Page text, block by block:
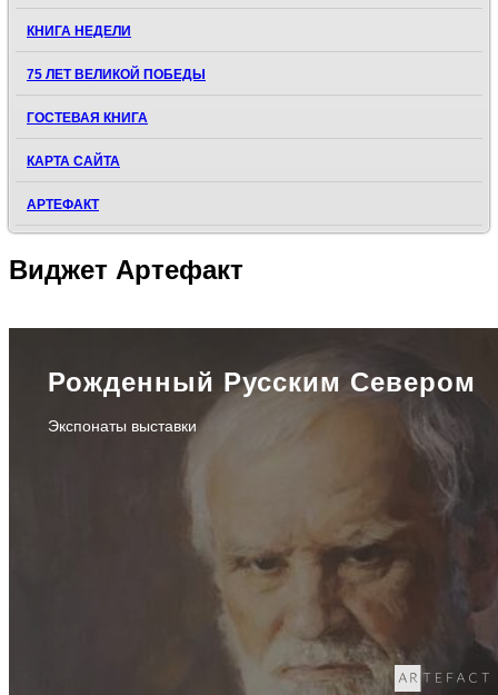
КНИГА НЕДЕЛИ
75 ЛЕТ ВЕЛИКОЙ ПОБЕДЫ
ГОСТЕВАЯ КНИГА
КАРТА САЙТА
АРТЕФАКТ
Виджет Артефакт
Рожденный Русским Севером
Экспонаты выставки